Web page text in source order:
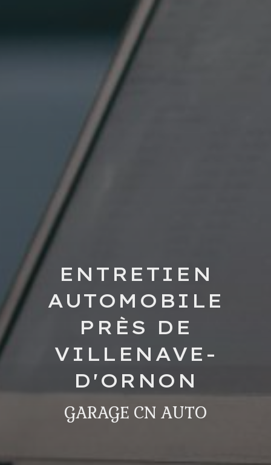
ENTRETIEN
AUTOMOBILE
PRÈS DE
VILLENAVE-
D'ORNON
GARAGE CN AUTO